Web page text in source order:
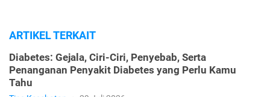
ARTIKEL TERKAIT
Diabetes: Gejala, Ciri-Ciri, Penyebab, Serta
Penanganan Penyakit Diabetes yang Perlu Kamu
Tahu